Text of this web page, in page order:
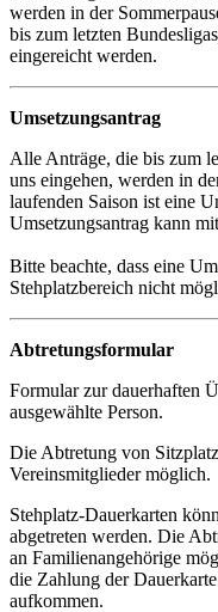
werden in der
bis zum letzten
eingereicht werden.
Umsetzungsantrag
Alle Anträge, die bis zum
uns eingehen, werden in
laufenden Saison ist eine
Umsetzungsantrag kann
Bitte beachte, dass eine
Stehplatzbereich nicht
Abtretungsformular
Formular zur dauerhaften
ausgewählte Person.
Die Abtretung von
Vereinsmitglieder möglich.
Stehplatz-Dauerkarten
abgetreten werden. Die
an Familienangehörige
die Zahlung der
aufkommen.